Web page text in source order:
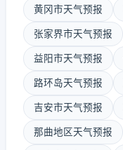
黄冈市天气预报
张家界市天气预报
益阳市天气预报
路环岛天气预报
吉安市天气预报
那曲地区天气预报